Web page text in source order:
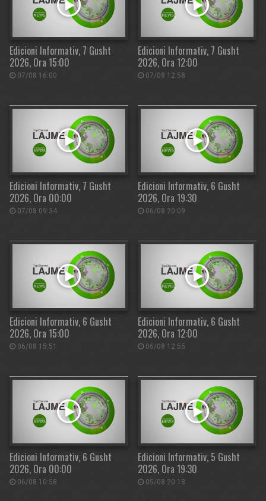
Edicioni Informativ, 7 Gusht
2026, Ora 15:00
07/08 16:00
Edicioni Informativ, 7 Gusht
2026, Ora 12:00
07/08 12:58
Edicioni Informativ, 7 Gusht
2026, Ora 00:00
07/08 09:34
Edicioni Informativ, 6 Gusht
2026, Ora 19:30
06/08 20:09
Edicioni Informativ, 6 Gusht
2026, Ora 15:00
06/08 15:51
Edicioni Informativ, 6 Gusht
2026, Ora 12:00
06/08 12:55
Edicioni Informativ, 6 Gusht
2026, Ora 00:00
06/08 10:58
Edicioni Informativ, 5 Gusht
2026, Ora 19:30
05/08 20:18